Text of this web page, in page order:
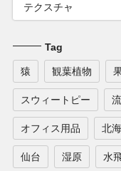
テクスチャ
Tag
猿 観葉植物
スウィートピー
オフィス用品 北
仙台 湿原 水